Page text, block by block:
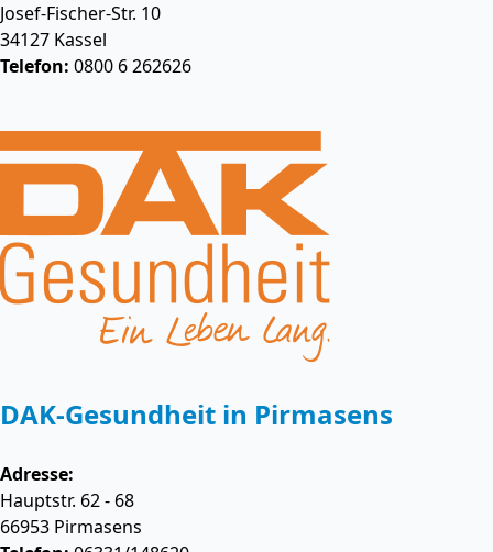
Josef-Fischer-Str. 10
34127 Kassel
Telefon: 0800 6 262626
DAK-Gesundheit in Pirmasens
Adresse:
Hauptstr. 62 - 68
66953 Pirmasens